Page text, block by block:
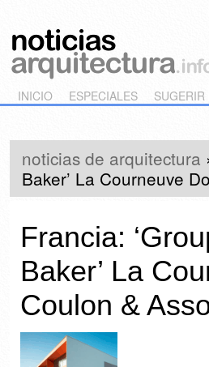
Main menu
Skip to primary content
Skip to secondary content
INICIO ESPECIALES
noticias de arquitectura
Baker’ La Courneuve
Francia:
Baker’ La
Coulon &